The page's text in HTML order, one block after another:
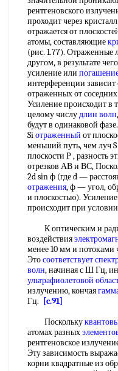
рентгеновского
проходит через
отражается от
атомы, составляющие
(рис. 1.77). Отраженные
другом, в результате
усиление или
интерференции зависит
отраженных от соседних
Усиление происходит в
целому числудлин волн
будут в одинаковой
Siотраженный от
меньший путь, чем луч S
плоскости Р , разность
отрезков АВ и ВС,
2d sin ф (где d —
отражения, ф — угол,
и плоскостью). Усиление
происходит при условии
К оптическим и
воздействия
менее 10 мм и потоками
Этосоответствует
волн, начиная с Ш Гц,
ультрафиолетовой
излучению, кончая
Гц.
[c.91]
Поскольку
атомах разных
рентгеновское
Эту зависимость
корни квадратные из